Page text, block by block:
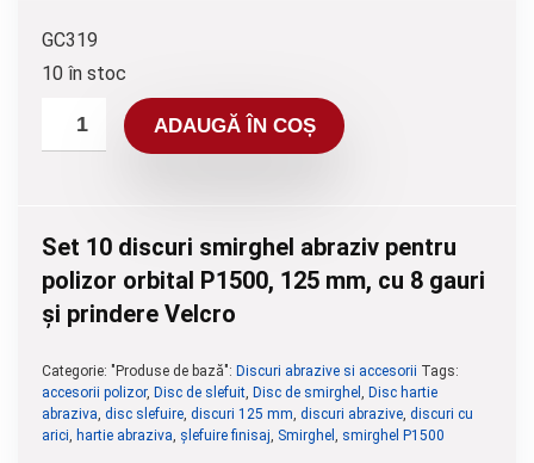
GC319
10 în stoc
ADAUGĂ ÎN COȘ
Set 10 discuri smirghel abraziv pentru
polizor orbital P1500, 125 mm, cu 8 gauri
și prindere Velcro
Categorie: "Produse de bază": Discuri abrazive si accesorii Tags:
accesorii polizor, Disc de slefuit, Disc de smirghel , Disc hartie
abraziva, disc slefuire, discuri 125 mm, discuri abrazive, discuri cu
arici, hartie abraziva, șlefuire finisaj, Smirghel , smirghel P1500